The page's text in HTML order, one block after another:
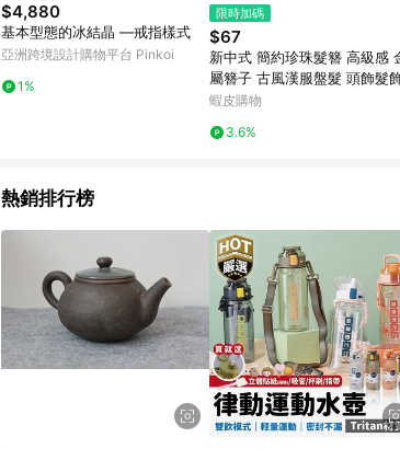
$4,880
基本型態的冰結晶 —戒指樣式
亞洲跨境設計購物平台 Pinkoi
1%
限時加碼
$67
新中式 簡約珍珠髮簪 高級感
屬簪子 古風漢服盤髮 頭飾髮
釵
蝦皮購物
3.6%
熱銷排行榜